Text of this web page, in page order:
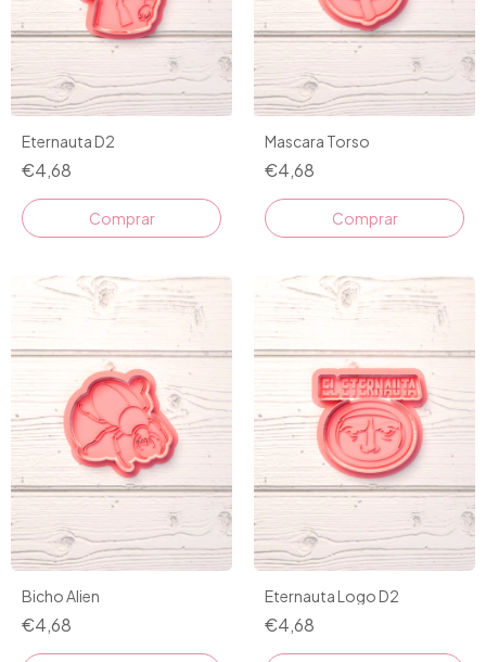
Eternauta D2
€4,68
Comprar
Mascara Torso
€4,68
Comprar
Bicho Alien
€4,68
Eternauta Logo D2
€4,68